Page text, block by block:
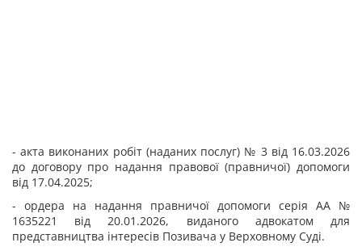
- акта виконаних робіт (наданих послуг) № 3 від 16.03.2026
до договору про надання правової (правничої) допомоги
від 17.04.2025;
- ордера на надання правничої допомоги серія АА №
1635221 від 20.01.2026, виданого адвокатом для
представництва інтересів Позивача у Верховному Суді.